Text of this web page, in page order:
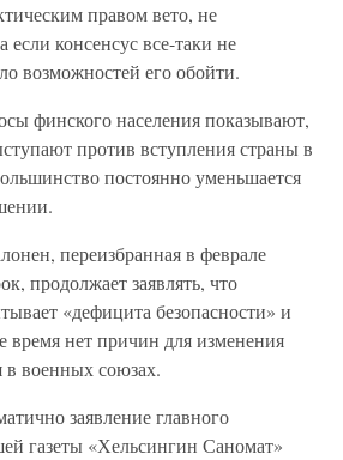
правом вето, не
консенсус все-таки не
возможностей его обойти.
финского населения показывают,
против вступления страны в
постоянно уменьшается
переизбранная в феврале
продолжает заявлять, что
«дефицита безопасности» и
время нет причин для изменения
в военных союзах.
заявление главного
газеты «Хельсингин Саномат»